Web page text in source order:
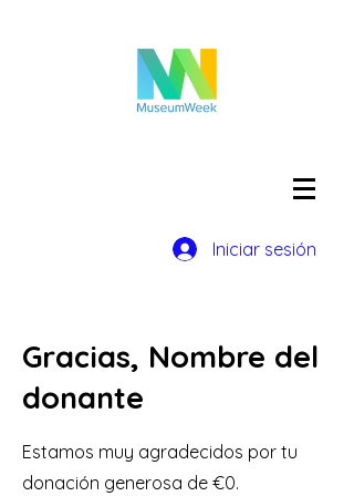
Iniciar sesión
Gracias, Nombre del
donante
Estamos muy agradecidos por tu
donación generosa de €0.